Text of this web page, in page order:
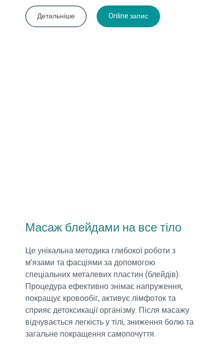
Детальніше Online запис
Масаж блейдами на все тіло
Це унікальна методика глибокої роботи з
м’язами та фасціями за допомогою
спеціальних металевих пластин (блейдів).
Процедура ефективно знімає напруження,
покращує кровообіг, активує лімфоток та
сприяє детоксикації організму. Після масажу
відчувається легкість у тілі, зниження болю та
загальне покращення самопочуття.